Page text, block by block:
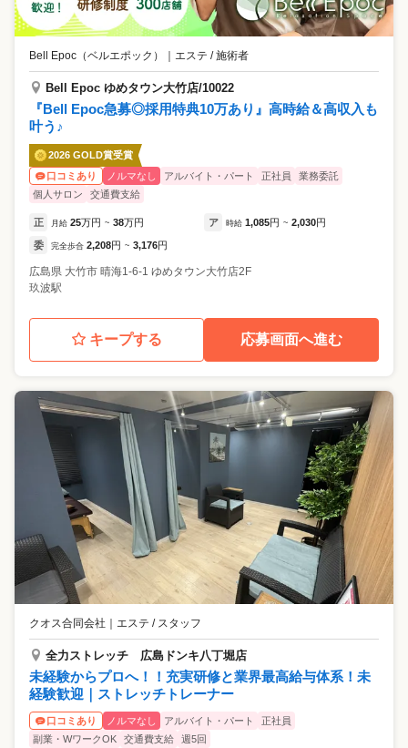
Bell Epoc（ベルエポック） エステ / 施術者
Bell Epoc ゆめタウン大竹店/10022
『Bell Epoc急募◎採用特典10万あり』高時給＆高収入も
叶う♪
2026 GOLD賞受賞
口コミあり
ノルマなし アルバイト・パート 正社員
業務委託
個人サロン
交通費支給
正 月給 25万円 ~ 38万円 ア 時給 1,085円 ~ 2,030円
委 完全歩合 2,208円 ~ 3,176円
広島県 大竹市 晴海1-6-1 ゆめタウン大竹店2F
玖波駅
キープする 応募画面へ進む
クオス合同会社 エステ / スタッフ
全力ストレッチ 広島ドンキ八丁堀店
未経験からプロへ！！充実研修と業界最高給与体系！未
経験歓迎｜ストレッチトレーナー
口コミあり ノルマなし アルバイト・パート
正社員
副業・WワークOK
交通費支給 週5回